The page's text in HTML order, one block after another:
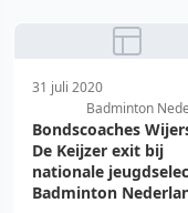
31 juli 2020
Badminton
Bondscoaches
De Keijzer exit bij
nationale
Badminton